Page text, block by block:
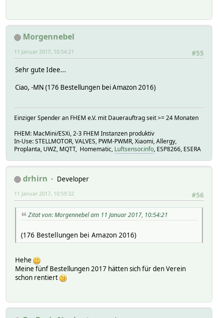
Morgennebel
#55
11 Januar 2017, 10:54:21
Sehr gute Idee...
Ciao, -MN (176 Bestellungen bei Amazon 2016)
Einziger Spender an FHEM e.V. mit Dauerauftrag seit >= 24 Monaten
FHEM: MacMini/ESXi, 2-3 FHEM Instanzen produktiv
In-Use: STELLMOTOR, VALVES, PWM-PWMR, Xiaomi, Allergy,
Proplanta, UWZ, MQTT, Homematic, Luftsensor.info, ESP8266, ESERA
drhirn
Developer
#56
11 Januar 2017, 10:59:32
Zitat von: Morgennebel am 11 Januar 2017, 10:54:21
(176 Bestellungen bei Amazon 2016)
Hehe
Meine fünf Bestellungen 2017 hätten sich für den Verein
schon rentiert